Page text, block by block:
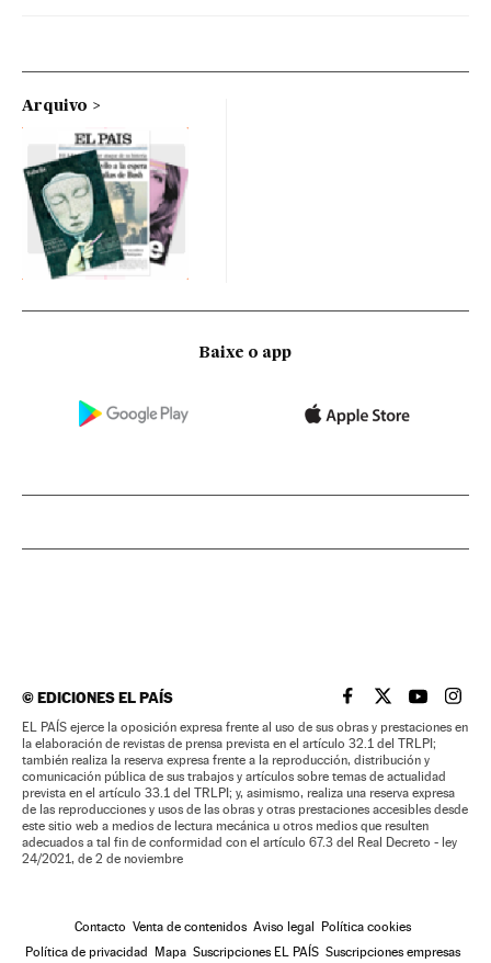
Arquivo
Baixe o app
©EDICIONES EL PAÍS EL PAÍS BRASIL EN
EL PAÍSEL PAÍS
EL
EL PAÍS ejerce la oposición expresa frente al uso de sus obras y prestaciones en
la elaboración de revistas de prensa prevista en el artículo 32.1 del TRLPI;
también realiza la reserva expresa frente a la reproducción, distribución y
comunicación pública de sus trabajos y artículos sobre temas de actualidad
prevista en el artículo 33.1 del TRLPI; y, asimismo, realiza una reserva expresa
de las reproducciones y usos de las obras y otras prestaciones accesibles desde
este sitio web a medios de lectura mecánica u otros medios que resulten
adecuados a tal fin de conformidad con el artículo 67.3 del Real Decreto - ley
24/2021, de 2 de noviembre
Contacto Venta de contenidos Aviso legal Política cookies
Política de privacidad Mapa Suscripciones EL PAÍS Suscripciones empresas